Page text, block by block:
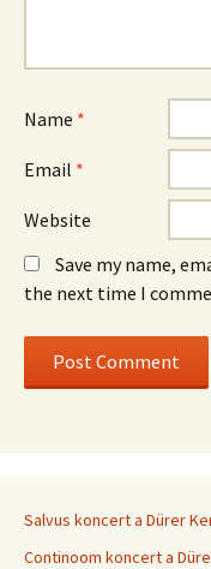
Name *
Email *
Website
Save my name,
the next time I
Salvus koncert a Dürer
Continoom koncert a